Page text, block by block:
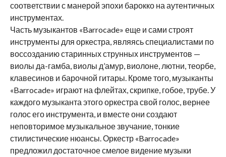
соответствии с манерой эпохи барокко на аутентичных
инструментах.
Часть музыкантов «Barrocade» еще и сами строят
инструменты для оркестра, являясь специалистами по
воссозданию старинных струнных инструментов —
виолы да-гамба, виолы д’амур, виолоне, лютни, теорбе,
клавесинов и барочной гитары. Кроме того, музыканты
«Barrocade» играют на флейтах, скрипке, гобое, трубе. У
каждого музыканта этого оркестра свой голос, вернее
голос его инструмента, и вместе они создают
неповторимое музыкальное звучание, тонкие
стилистические нюансы. Оркестр «Barrocade»
предложил достаточное смелое видение музыки